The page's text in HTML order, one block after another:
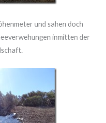
und sahen doch
inmitten der